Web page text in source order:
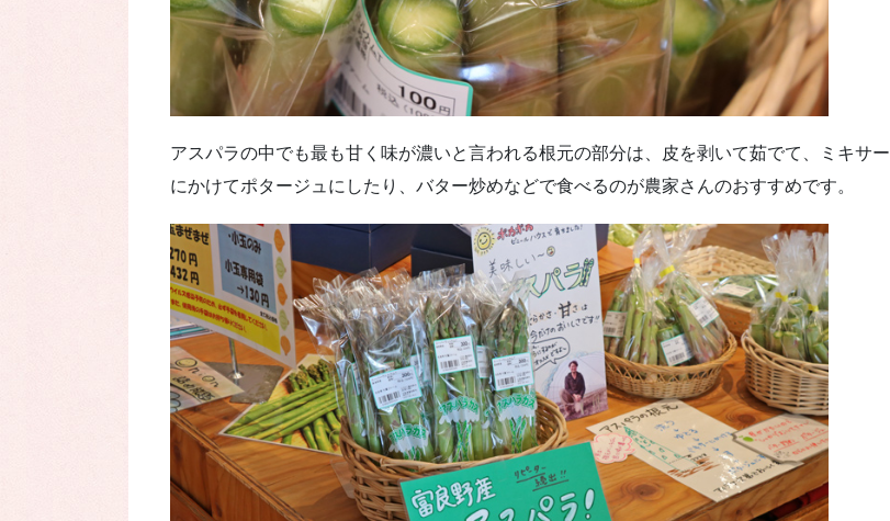
アスパラの中でも最も甘く味が濃いと言われる根元の部分は、皮を剥いて茹でて、ミキサー
にかけてポタージュにしたり、バター炒めなどで食べるのが農家さんのおすすめです。